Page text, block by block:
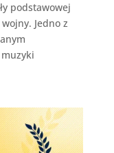
podstawowej
Jedno z